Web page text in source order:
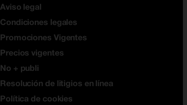
Aviso legal
Condiciones legales
Promociones Vigentes
Precios vigentes
No + publi
Resolución de litigios en línea
Política de cookies